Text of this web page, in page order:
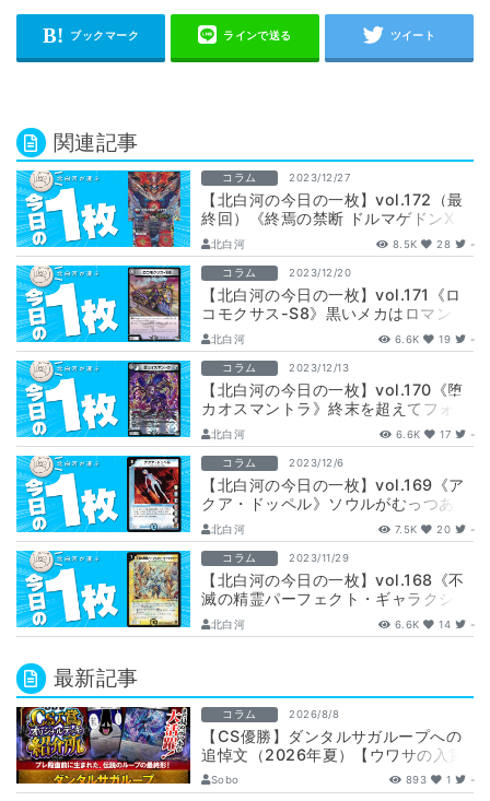
関連記事
コラム 2023/12/27
【北白河の今日の一枚】vol.172（最
終回）《終焉の禁断 ドルマゲドンX》
めでたしめでたしの前に
北白河 8.5K 28 -
コラム 2023/12/20
【北白河の今日の一枚】vol.171《ロ
コモクサス-S8》黒いメカはロマン
北白河 6.6K 19 -
コラム 2023/12/13
【北白河の今日の一枚】vol.170《堕
カオスマントラ》終末を超えてフォー
ルンが近付く
北白河 6.6K 17 -
コラム 2023/12/6
【北白河の今日の一枚】vol.169《ア
クア・ドッペル》ソウルがむっつある
～北白河 7.5K 20 -
コラム 2023/11/29
【北白河の今日の一枚】vol.168《不
滅の精霊パーフェクト・ギャラクシ
ー》ストームの中で輝いて
北白河 6.6K 14 -
最新記事
コラム 2026/8/8
【CS優勝】ダンタルサガループへの
追悼文（2026年夏）【ウワサの入賞
オリジナルデッキ紹介所 – …
Sobo 893 1 -